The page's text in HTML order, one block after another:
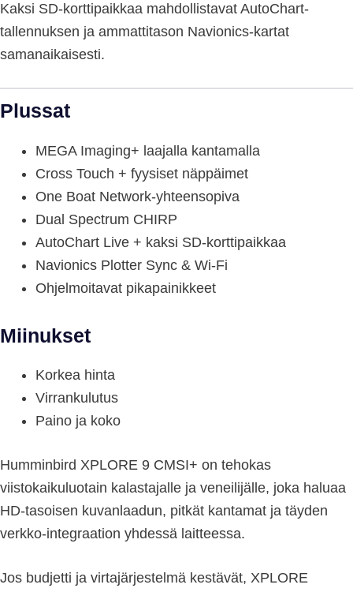
Kaksi SD-korttipaikkaa mahdollistavat AutoChart-
tallennuksen ja ammattitason Navionics-kartat
samanaikaisesti.
Plussat
MEGA Imaging+ laajalla kantamalla
Cross Touch + fyysiset näppäimet
One Boat Network-yhteensopiva
Dual Spectrum CHIRP
AutoChart Live + kaksi SD-korttipaikkaa
Navionics Plotter Sync & Wi-Fi
Ohjelmoitavat pikapainikkeet
Miinukset
Korkea hinta
Virrankulutus
Paino ja koko
Humminbird XPLORE 9 CMSI+ on tehokas
viistokaikuluotain kalastajalle ja veneilijälle, joka haluaa
HD-tasoisen kuvanlaadun, pitkät kantamat ja täyden
verkko-integraation yhdessä laitteessa.
Jos budjetti ja virtajärjestelmä kestävät, XPLORE